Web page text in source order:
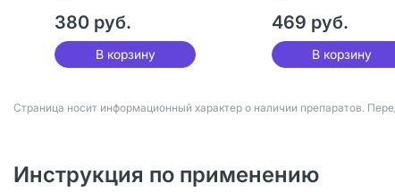
380 руб.
В корзину
469 руб.
В корзину
Страница носит информационный характер о наличии препаратов.
Инструкция по применению